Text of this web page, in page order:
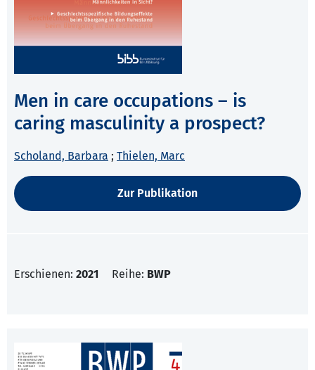
Men in care occupations – is
caring masculinity a prospect?
Scholand, Barbara ; Thielen, Marc
Zur Publikation
Erschienen: 2021 Reihe: BWP